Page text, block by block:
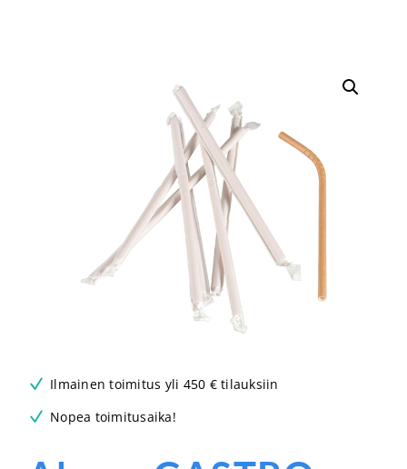
Ilmainen toimitus yli 450 € tilauksiin
Nopea toimitusaika!